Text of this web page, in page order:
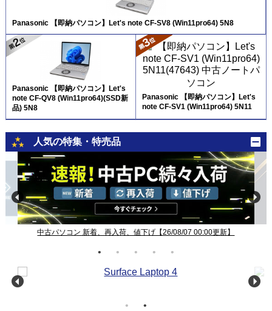
Panasonic 【即納パソコン】Let's note CF-SV8 (Win11pro64) 5N8
Panasonic 【即納パソコン】Let's
note CF-QV8 (Win11pro64)(SSD新
品) 5N8
Panasonic 【即納パソコン】Let's
note CF-SV1 (Win11pro64) 5N11
人気の特集・特売品
中古パソコン 新着、再入荷、値下げ【26/08/07 00:00更新】